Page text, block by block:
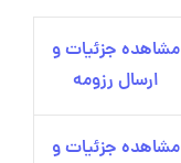
مشاهده جزئیات و
ارسال رزومه
مشاهده جزئیات و